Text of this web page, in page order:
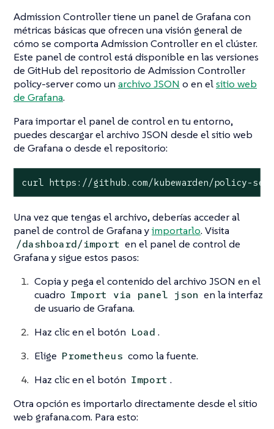
Admission Controller tiene un panel de Grafana con
métricas básicas que ofrecen una visión general de
cómo se comporta Admission Controller en el clúster.
Este panel de control está disponible en las versiones
de GitHub del repositorio de Admission Controller
policy-server como un archivo JSON o en elsitio web
de Grafana.
Para importar el panel de control en tu entorno,
puedes descargar el archivo JSON desde el sitio web
de Grafana o desde el repositorio:
curl https://github.com/kubewarden/policy-
Una vez que tengas el archivo, deberías acceder al
panel de control de Grafana yimportarlo. Visita
/dashboard/import en el panel de control de
Grafana y sigue estos pasos:
Copia y pega el contenido del archivo JSON en el
cuadro Import via panel json en la interfaz
de usuario de Grafana.
Haz clic en el botón Load .
Elige Prometheus como la fuente.
Haz clic en el botón Import .
Otra opción es importarlo directamente desde el sitio
web grafana.com. Para esto: